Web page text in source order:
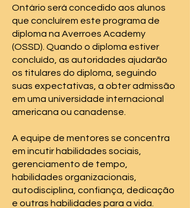
Ontário será concedido aos alunos
que concluírem este programa de
diploma na Averroes Academy
(OSSD). Quando o diploma estiver
concluído, as autoridades ajudarão
os titulares do diploma, seguindo
suas expectativas, a obter admissão
em uma universidade internacional
americana ou canadense.
A equipe de mentores se concentra
em incutir habilidades sociais,
gerenciamento de tempo,
habilidades organizacionais,
autodisciplina, confiança, dedicação
e outras habilidades para a vida.